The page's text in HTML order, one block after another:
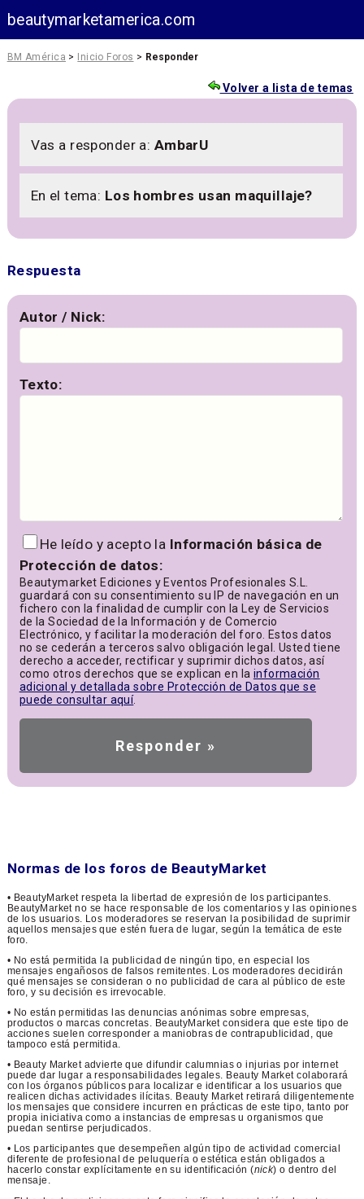
beautymarketamerica.com
BM América > Inicio Foros > Responder
Volver a lista de temas
Vas a responder a: AmbarU
En el tema: Los hombres usan maquillaje?
Respuesta
Autor / Nick:
Texto:
He leído y acepto la Información básica de
Protección de datos:
Beautymarket Ediciones y Eventos Profesionales S.L.
guardará con su consentimiento su IP de navegación en un
fichero con la finalidad de cumplir con la Ley de Servicios
de la Sociedad de la Información y de Comercio
Electrónico, y facilitar la moderación del foro. Estos datos
no se cederán a terceros salvo obligación legal. Usted tiene
derecho a acceder, rectificar y suprimir dichos datos, así
como otros derechos que se explican en la información
adicional y detallada sobre Protección de Datos que se
puede consultar aquí.
Normas de los foros de BeautyMarket
• BeautyMarket respeta la libertad de expresión de los participantes.
BeautyMarket no se hace responsable de los comentarios y las opiniones
de los usuarios. Los moderadores se reservan la posibilidad de suprimir
aquellos mensajes que estén fuera de lugar, según la temática de este
foro.
• No está permitida la publicidad de ningún tipo, en especial los
mensajes engañosos de falsos remitentes. Los moderadores decidirán
qué mensajes se consideran o no publicidad de cara al público de este
foro, y su decisión es irrevocable.
• No están permitidas las denuncias anónimas sobre empresas,
productos o marcas concretas. BeautyMarket considera que este tipo de
acciones suelen corresponder a maniobras de contrapublicidad, que
tampoco está permitida.
• Beauty Market advierte que difundir calumnias o injurias por internet
puede dar lugar a responsabilidades legales. Beauty Market colaborará
con los órganos públicos para localizar e identificar a los usuarios que
realicen dichas actividades ilícitas. Beauty Market retirará diligentemente
los mensajes que considere incurren en prácticas de este tipo, tanto por
propia iniciativa como a instancias de empresas u organismos que
puedan sentirse perjudicados.
• Los participantes que desempeñen algún tipo de actividad comercial
diferente de profesional de peluquería o estética están obligados a
hacerlo constar explícitamente en su identificación (nick) o dentro del
mensaje.